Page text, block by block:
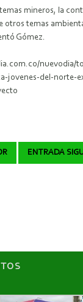
mineros, la
otros temas
Gómez.
nuevodia/
jovenes-del-norte-
ENTRADA